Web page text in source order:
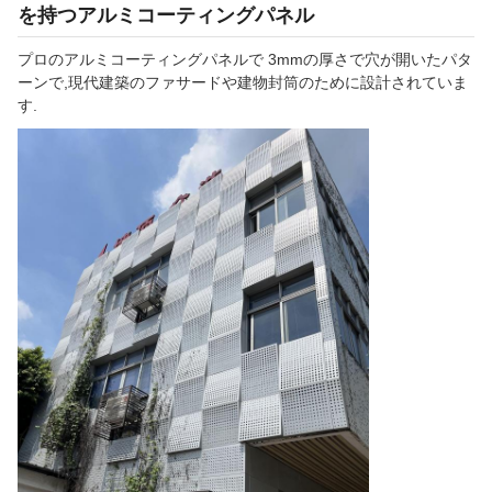
を持つアルミコーティングパネル
プロのアルミコーティングパネルで 3mmの厚さで穴が開いたパタ
ーンで,現代建築のファサードや建物封筒のために設計されていま
す.